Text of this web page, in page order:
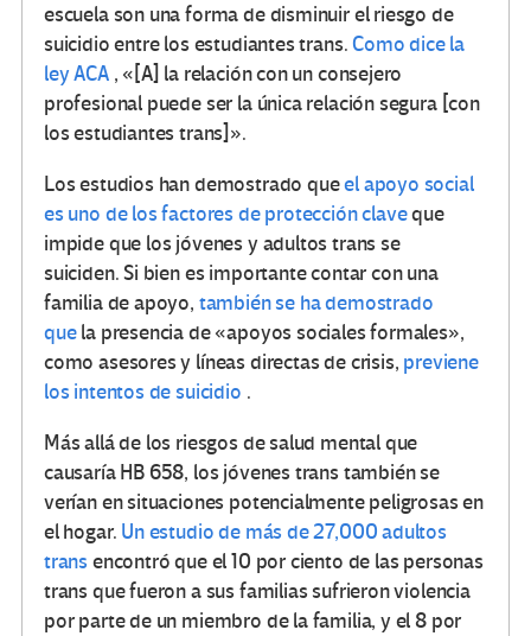
escuela son una forma de disminuir el riesgo de
suicidio entre los estudiantes trans.Como dice la
ley ACA, «[A] la relación con un consejero
profesional puede ser la única relación segura [con
los estudiantes trans]».
Los estudios han demostrado queel apoyo social
es uno de los factores de protección claveque
impide que los jóvenes y adultos trans se
suiciden. Si bien es importante contar con una
familia de apoyo, también se ha demostrado
quela presencia de «apoyos sociales formales»,
como asesores y líneas directas de crisis, previene
los intentos de suicidio .
Más allá de los riesgos de salud mental que
causaría HB 658, los jóvenes trans también se
verían en situaciones potencialmente peligrosas en
el hogar. Un estudio de más de 27,000 adultos
trans encontró que el 10 por ciento de las personas
trans que fueron a sus familias sufrieron violencia
por parte de un miembro de la familia, y el 8 por